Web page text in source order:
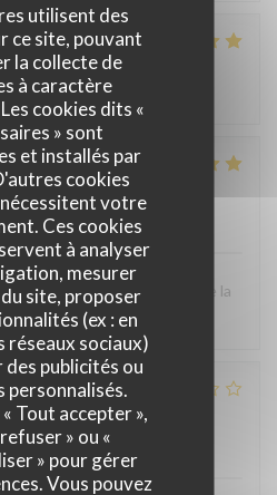
utilisent des
ce site, pouvant
la collecte de
à caractère
cookies dits «
» sont
et installés par
cookies
votre
Ces cookies
à analyser
mesurer
site, proposer
(ex : en
réseaux sociaux)
publicités ou
personnalisés.
Tout accepter »,
» ou «
» pour gérer
Vous pouvez
4
Cuisine :5/5 Qualité / Prix
2
Cuisine Qualité / Prix
toujours aussi bien. Le cadre la
conseille
2
Cuisine: 3 /5 Qualité / Prix